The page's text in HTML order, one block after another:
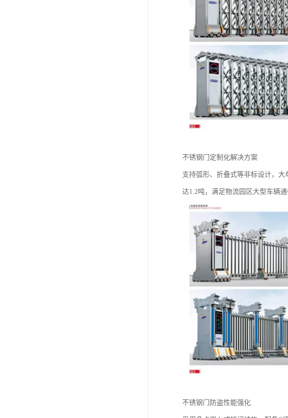
不锈钢门定制化解决方案‌
支持弧形、折叠式等非标设计，大
达1.2吨，满足物流园区大型车辆通
不锈钢门防盗性能强化‌